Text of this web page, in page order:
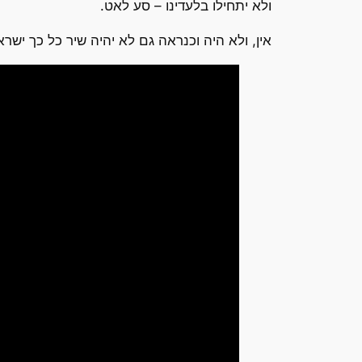
ולא יתחילו בלעדינו – סע לאט.
אין, ולא היה וכנראה גם לא יהיה שיר כל כך